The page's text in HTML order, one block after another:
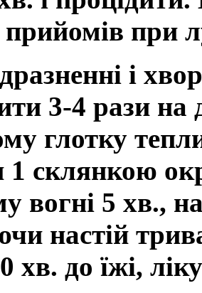
при
і
3-4 рази на
глотку
1 склянкою
вогні 5 хв.,
настій
хв. до їжі,